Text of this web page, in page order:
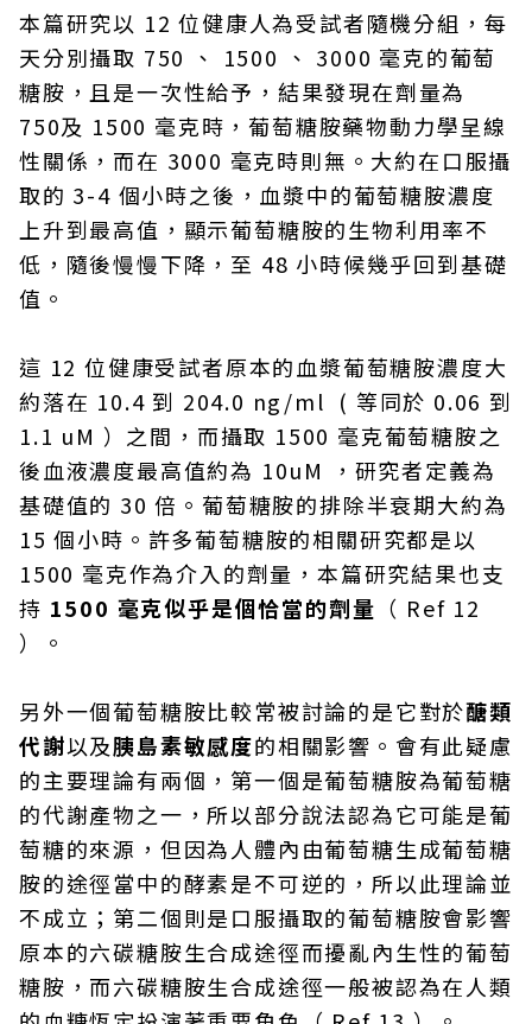
本篇研究以 12 位健康人為受試者隨機分組，每
天分別攝取 750 、 1500 、 3000 毫克的葡萄
糖胺，且是一次性給予，結果發現在劑量為
750及 1500 毫克時，葡萄糖胺藥物動力學呈線
性關係，而在 3000 毫克時則無。大約在口服攝
取的 3-4 個小時之後，血漿中的葡萄糖胺濃度
上升到最高值，顯示葡萄糖胺的生物利用率不
低，隨後慢慢下降，至 48 小時候幾乎回到基礎
值。
這 12 位健康受試者原本的血漿葡萄糖胺濃度大
約落在 10.4 到 204.0 ng/ml ( 等同於 0.06 到
1.1 uM ）之間，而攝取 1500 毫克葡萄糖胺之
後血液濃度最高值約為 10uM ，研究者定義為
基礎值的 30 倍。葡萄糖胺的排除半衰期大約為
15 個小時。許多葡萄糖胺的相關研究都是以
1500 毫克作為介入的劑量，本篇研究結果也支
持 1500 毫克似乎是個恰當的劑量 （ Ref 12
）。
另外一個葡萄糖胺比較常被討論的是它對於醣類
代謝以及胰島素敏感度的相關影響。會有此疑慮
的主要理論有兩個，第一個是葡萄糖胺為葡萄糖
的代謝產物之一，所以部分說法認為它可能是葡
萄糖的來源，但因為人體內由葡萄糖生成葡萄糖
胺的途徑當中的酵素是不可逆的，所以此理論並
不成立；第二個則是口服攝取的葡萄糖胺會影響
原本的六碳糖胺生合成途徑而擾亂內生性的葡萄
糖胺，而六碳糖胺生合成途徑一般被認為在人類